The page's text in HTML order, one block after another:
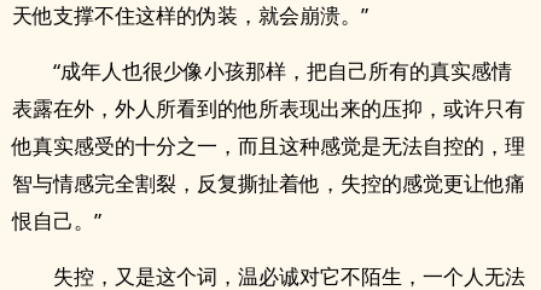
天他支撑不住这样的伪装，就会崩溃。”
“成年人也很少像小孩那样，把自己所有的真实感情
表露在外，外人所看到的他所表现出来的压抑，或许只有
他真实感受的十分之一，而且这种感觉是无法自控的，理
智与情感完全割裂，反复撕扯着他，失控的感觉更让他痛
恨自己。”
失控，又是这个词，温必诚对它不陌生，一个人无法